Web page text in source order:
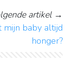
artikel→
baby altijd
honger?